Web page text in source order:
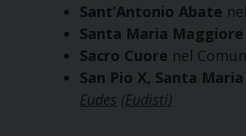
Sant’Antonio Abate
Santa Maria Maggiore
Sacro Cuore nel
San Pio X, Santa
Eudes (Eudisti)